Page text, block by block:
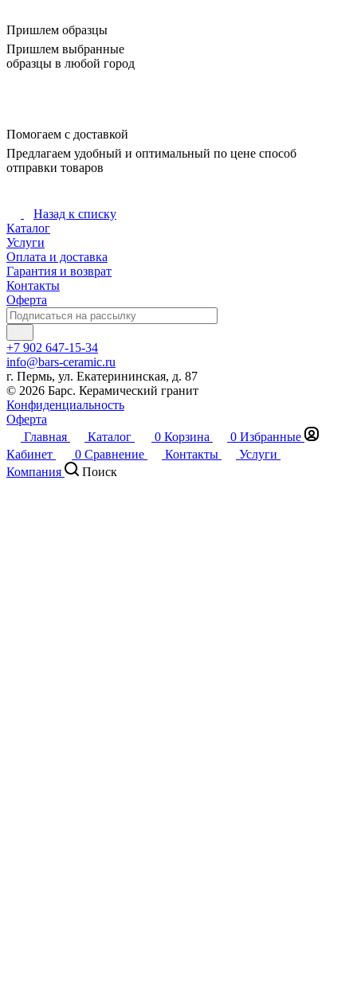
Пришлем образцы
Пришлем выбранные
образцы в любой город
Помогаем с доставкой
Предлагаем удобный и оптимальный по цене способ
отправки товаров
Назад к списку
Каталог
Услуги
Оплата и доставка
Гарантия и возврат
Контакты
Оферта
+7 902 647-15-34
info@bars-ceramic.ru
г. Пермь, ул. Екатерининская, д. 87
© 2026 Барс. Керамический гранит
Конфиденциальность
Оферта
Главная
Каталог 0 Корзина 0 Избранные
Кабинет
0 Сравнение Контакты
Услуги
Компания
Поиск